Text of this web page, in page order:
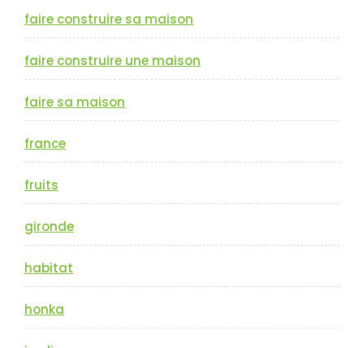
faire construire sa maison
faire construire une maison
faire sa maison
france
fruits
gironde
habitat
honka